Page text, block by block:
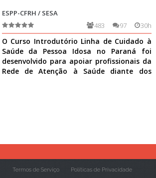
ESPP-CFRH / SESA
30h
97
483
O Curso Introdutório Linha de Cuidado à
Saúde da Pessoa Idosa no Paraná foi
desenvolvido para apoiar profissionais da
Rede de Atenção à Saúde diante dos
Termos de Serviço Políticas de Privacidade